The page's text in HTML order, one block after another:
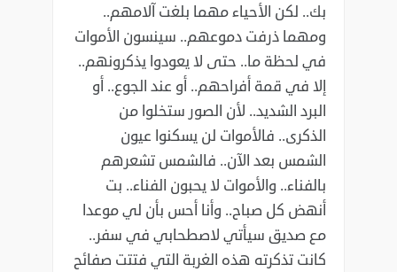
بك.. لكن الأحياء مهما بلغت آلامهم..
ومهما ذرفت دموعهم.. سينسون الأموات
في لحظة ما.. حتى لا يعودوا يذكرونهم..
إلا في قمة أفراحهم.. أو عند الجوع.. أو
البرد الشديد.. لأن الصور ستخلوا من
الذكرى.. فالأموات لن يسكنوا عيون
الشمس بعد الآن.. فالشمس تشعرهم
بالفناء.. والأموات لا يحبون الفناء.. بت
أنهض كل صباح.. وأنا أحس بأن لي موعدا
مع صديق سيأتي لاصطحابي في سفر..
كانت تذكرته هذه الغربة التي فتتت صفائح